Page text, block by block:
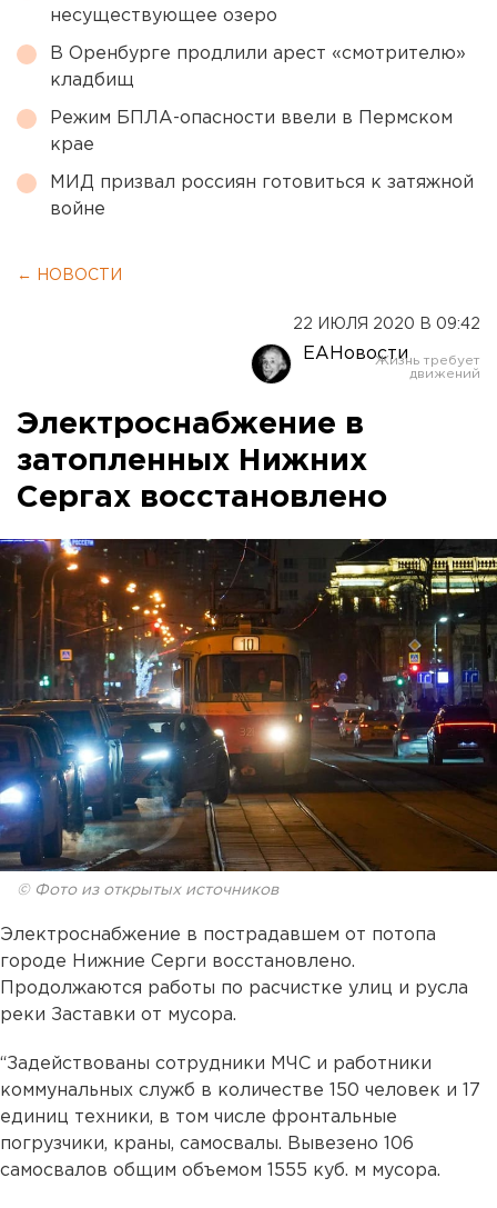
несуществующее озеро
В Оренбурге продлили арест «смотрителю»
кладбищ
Режим БПЛА-опасности ввели в Пермском
крае
МИД призвал россиян готовиться к затяжной
войне
← НОВОСТИ
22 ИЮЛЯ 2020 В 09:42
ЕАНовости
Электроснабжение в
затопленных Нижних
Сергах восстановлено
© Фото из открытых источников
Электроснабжение в пострадавшем от потопа
городе Нижние Серги восстановлено.
Продолжаются работы по расчистке улиц и русла
реки Заставки от мусора.
“Задействованы сотрудники МЧС и работники
коммунальных служб в количестве 150 человек и 17
единиц техники, в том числе фронтальные
погрузчики, краны, самосвалы. Вывезено 106
самосвалов общим объемом 1555 куб. м мусора.